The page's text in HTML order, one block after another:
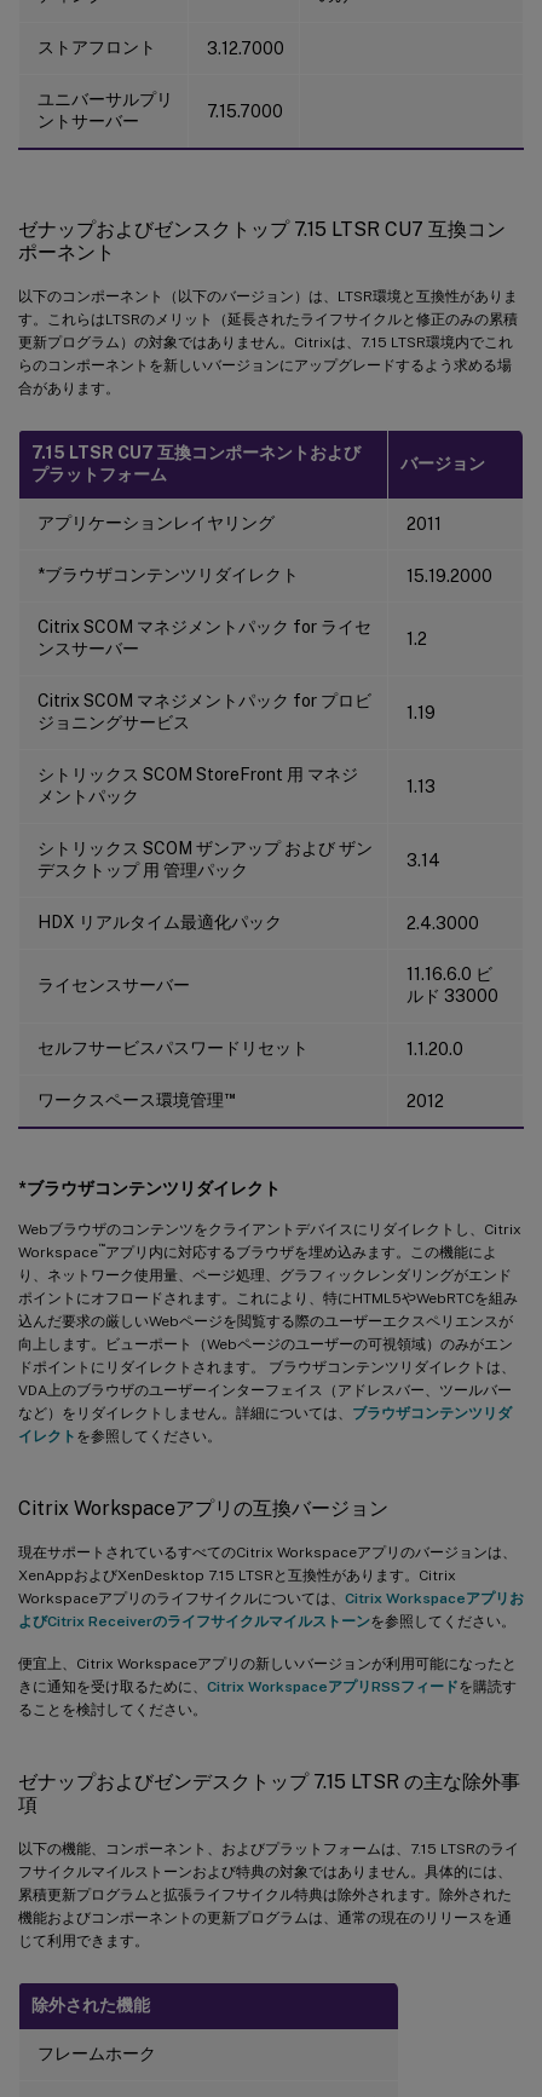
ストアフロント 3.12.7000
ユニバーサルプリ
ントサーバー
7.15.7000
ゼナップおよびゼンスクトップ 7.15 LTSR CU7 互換コン
ポーネント
以下のコンポーネント（以下のバージョン）は、LTSR環境と互換性がありま
す。これらはLTSRのメリット（延長されたライフサイクルと修正のみの累積
更新プログラム）の対象ではありません。Citrixは、7.15 LTSR環境内でこれ
らのコンポーネントを新しいバージョンにアップグレードするよう求める場
合があります。
7.15 LTSR CU7 互換コンポーネントおよび
プラットフォーム
バージョン
アプリケーションレイヤリング 2011
*ブラウザコンテンツリダイレクト 15.19.2000
Citrix SCOM マネジメントパック for ライセ
ンスサーバー
1.2
Citrix SCOM マネジメントパック for プロビ
ジョニングサービス
1.19
シトリックス SCOM StoreFront 用 マネジ
メントパック
1.13
シトリックス SCOM ザンアップ および ザン
デスクトップ 用 管理パック
3.14
HDX リアルタイム最適化パック 2.4.3000
ライセンスサーバー
11.16.6.0 ビ
ルド 33000
セルフサービスパスワードリセット 1.1.20.0
ワークスペース環境管理™ 2012
*ブラウザコンテンツリダイレクト
Webブラウザのコンテンツをクライアントデバイスにリダイレクトし、Citrix
Workspace™アプリ内に対応するブラウザを埋め込みます。この機能によ
り、ネットワーク使用量、ページ処理、グラフィックレンダリングがエンド
ポイントにオフロードされます。これにより、特にHTML5やWebRTCを組み
込んだ要求の厳しいWebページを閲覧する際のユーザーエクスペリエンスが
向上します。ビューポート（Webページのユーザーの可視領域）のみがエン
ドポイントにリダイレクトされます。 ブラウザコンテンツリダイレクトは、
VDA上のブラウザのユーザーインターフェイス（アドレスバー、ツールバー
など）をリダイレクトしません。詳細については、 ブラウザコンテンツリダ
イレクト を参照してください。
Citrix Workspaceアプリの互換バージョン
現在サポートされているすべてのCitrix Workspaceアプリのバージョンは、
XenAppおよびXenDesktop 7.15 LTSRと互換性があります。Citrix
Workspaceアプリのライフサイクルについては、 Citrix Workspaceアプリお
よびCitrix Receiverのライフサイクルマイルストーンを参照してください。
便宜上、Citrix Workspaceアプリの新しいバージョンが利用可能になったと
きに通知を受け取るために、 Citrix WorkspaceアプリRSSフィードを購読す
ることを検討してください。
ゼナップおよびゼンデスクトップ 7.15 LTSR の主な除外事
項
以下の機能、コンポーネント、およびプラットフォームは、7.15 LTSRのライ
フサイクルマイルストーンおよび特典の対象ではありません。具体的には、
累積更新プログラムと拡張ライフサイクル特典は除外されます。除外された
機能およびコンポーネントの更新プログラムは、通常の現在のリリースを通
じて利用できます。
除外された機能
フレームホーク